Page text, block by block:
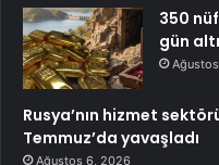
350
gün
Rusya’nın hizmet
Temmuz’da yavaşladı
Ağustos 6, 2026